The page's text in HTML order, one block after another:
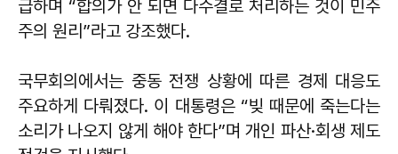
급하며 “합의가 안 되면 다수결로 처리하는 것이 민주
주의 원리”라고 강조했다.
국무회의에서는 중동 전쟁 상황에 따른 경제 대응도
주요하게 다뤄졌다. 이 대통령은 “빚 때문에 죽는다는
소리가 나오지 않게 해야 한다”며 개인 파산·회생 제도